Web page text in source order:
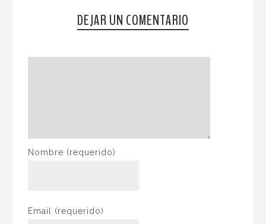
DEJAR UN COMENTARIO
Nombre (requerido)
Email (requerido)